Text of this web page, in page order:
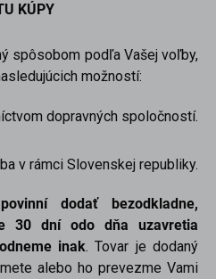
KÚPY
spôsobom podľa Vašej voľby,
možností:
dopravných spoločností.
v rámci Slovenskej republiky.
dodať bezodkladne,
30 dní odo dňa uzavretia
inak. Tovar je dodaný
alebo ho prevezme Vami